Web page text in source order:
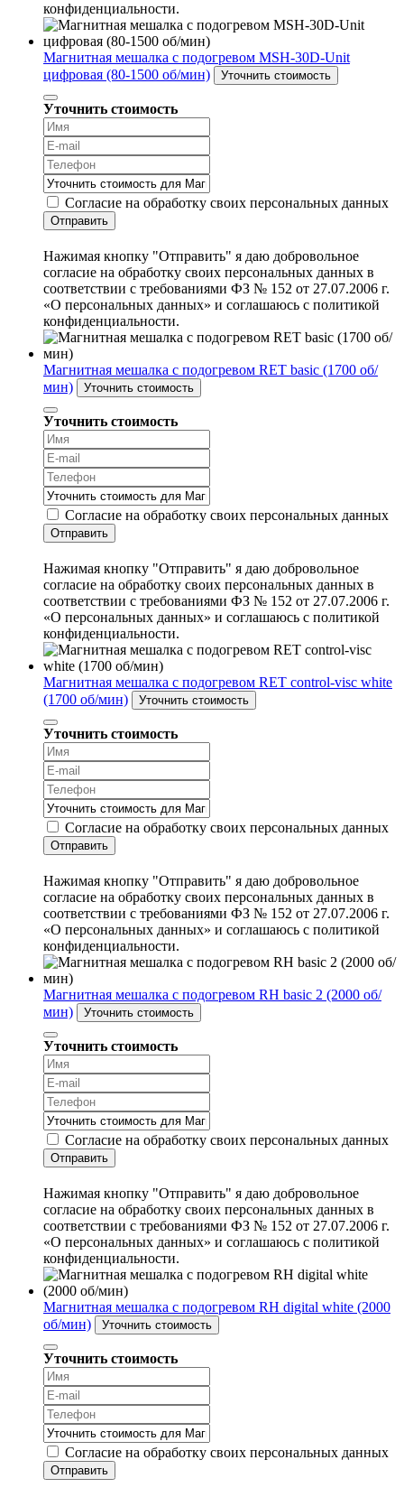
конфиденциальности.
Магнитная мешалка с подогревом MSH-30D-Unit
цифровая (80-1500 об/мин)
Уточнить стоимость
Уточнить стоимость
Согласие на обработку своих персональных данных
Отправить
Нажимая кнопку "Отправить" я даю добровольное
согласие на обработку своих персональных данных в
соответствии с требованиями ФЗ № 152 от 27.07.2006 г.
«О персональных данных» и соглашаюсь с политикой
конфиденциальности.
Магнитная мешалка с подогревом RET basic (1700 об/
мин)
Уточнить стоимость
Уточнить стоимость
Согласие на обработку своих персональных данных
Отправить
Нажимая кнопку "Отправить" я даю добровольное
согласие на обработку своих персональных данных в
соответствии с требованиями ФЗ № 152 от 27.07.2006 г.
«О персональных данных» и соглашаюсь с политикой
конфиденциальности.
Магнитная мешалка с подогревом RET control-visc white
(1700 об/мин)
Уточнить стоимость
Уточнить стоимость
Согласие на обработку своих персональных данных
Отправить
Нажимая кнопку "Отправить" я даю добровольное
согласие на обработку своих персональных данных в
соответствии с требованиями ФЗ № 152 от 27.07.2006 г.
«О персональных данных» и соглашаюсь с политикой
конфиденциальности.
Магнитная мешалка с подогревом RH basic 2 (2000 об/
мин)
Уточнить стоимость
Уточнить стоимость
Согласие на обработку своих персональных данных
Отправить
Нажимая кнопку "Отправить" я даю добровольное
согласие на обработку своих персональных данных в
соответствии с требованиями ФЗ № 152 от 27.07.2006 г.
«О персональных данных» и соглашаюсь с политикой
конфиденциальности.
Магнитная мешалка с подогревом RH digital white (2000
об/мин)
Уточнить стоимость
Уточнить стоимость
Согласие на обработку своих персональных данных
Отправить